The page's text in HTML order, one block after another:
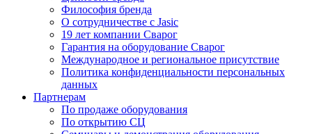
Философия бренда
О сотрудничестве с Jasic
19 лет компании Сварог
Гарантия на оборудование Сварог
Международное и региональное присутствие
Политика конфиденциальности персональных
данных
Партнерам
По продаже оборудования
По открытию СЦ